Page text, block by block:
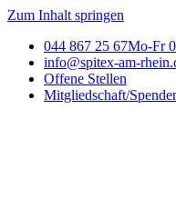
Zum Inhalt springen
044 867 25 67Mo-Fr
info@spitex-am-
Offene Stellen
Mitgliedschaft/